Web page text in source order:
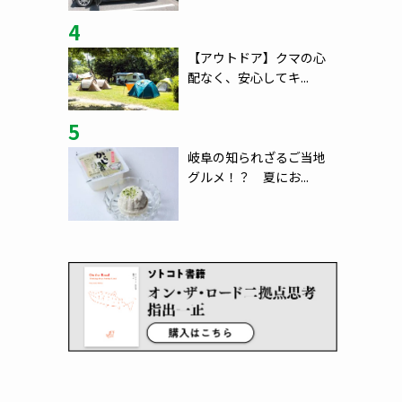
4
【アウトドア】クマの心
配なく、安心してキ...
5
岐阜の知られざるご当地
グルメ！？ 夏にお...